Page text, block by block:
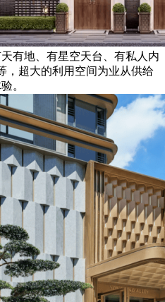
有地、有星空天台、有私人内
，超大的利用空间为业从供给
。